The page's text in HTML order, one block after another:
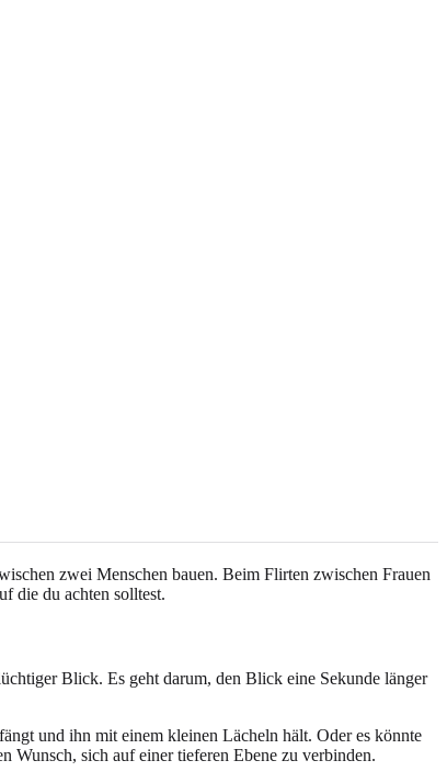
zwei Menschen bauen. Beim Flirten zwischen Frauen
die du achten solltest.
Blick. Es geht darum, den Blick eine Sekunde länger
und ihn mit einem kleinen Lächeln hält. Oder es könnte
Wunsch, sich auf einer tieferen Ebene zu verbinden.